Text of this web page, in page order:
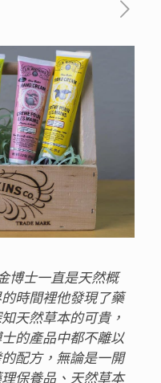
博士一直是天然概
時間裡他發現了藥
天然草本的可貴，
士的產品中都不離以
配方，無論是一開
保養品、天然草本